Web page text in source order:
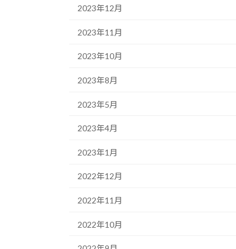
2023年12月
2023年11月
2023年10月
2023年8月
2023年5月
2023年4月
2023年1月
2022年12月
2022年11月
2022年10月